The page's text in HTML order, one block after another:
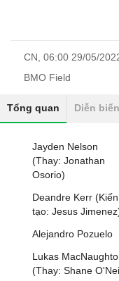
CN, 06:00 29/05/
BMO Field
Tổng quan Diễn biến
Jayden Nelson
(Thay: Jonathan
Osorio)
Deandre Kerr (Kiến
tạo: Jesus
Alejandro Pozuelo
Lukas
(Thay: Shane